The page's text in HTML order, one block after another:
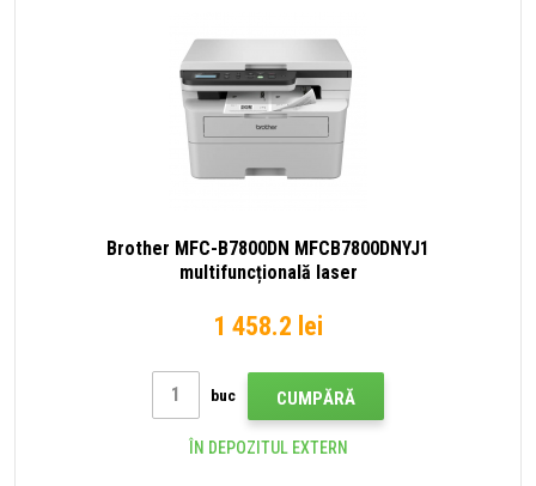
Brother MFC-B7800DN MFCB7800DNYJ1
multifuncțională laser
1 458.2 lei
buc CUMPĂRĂ
ÎN DEPOZITUL EXTERN